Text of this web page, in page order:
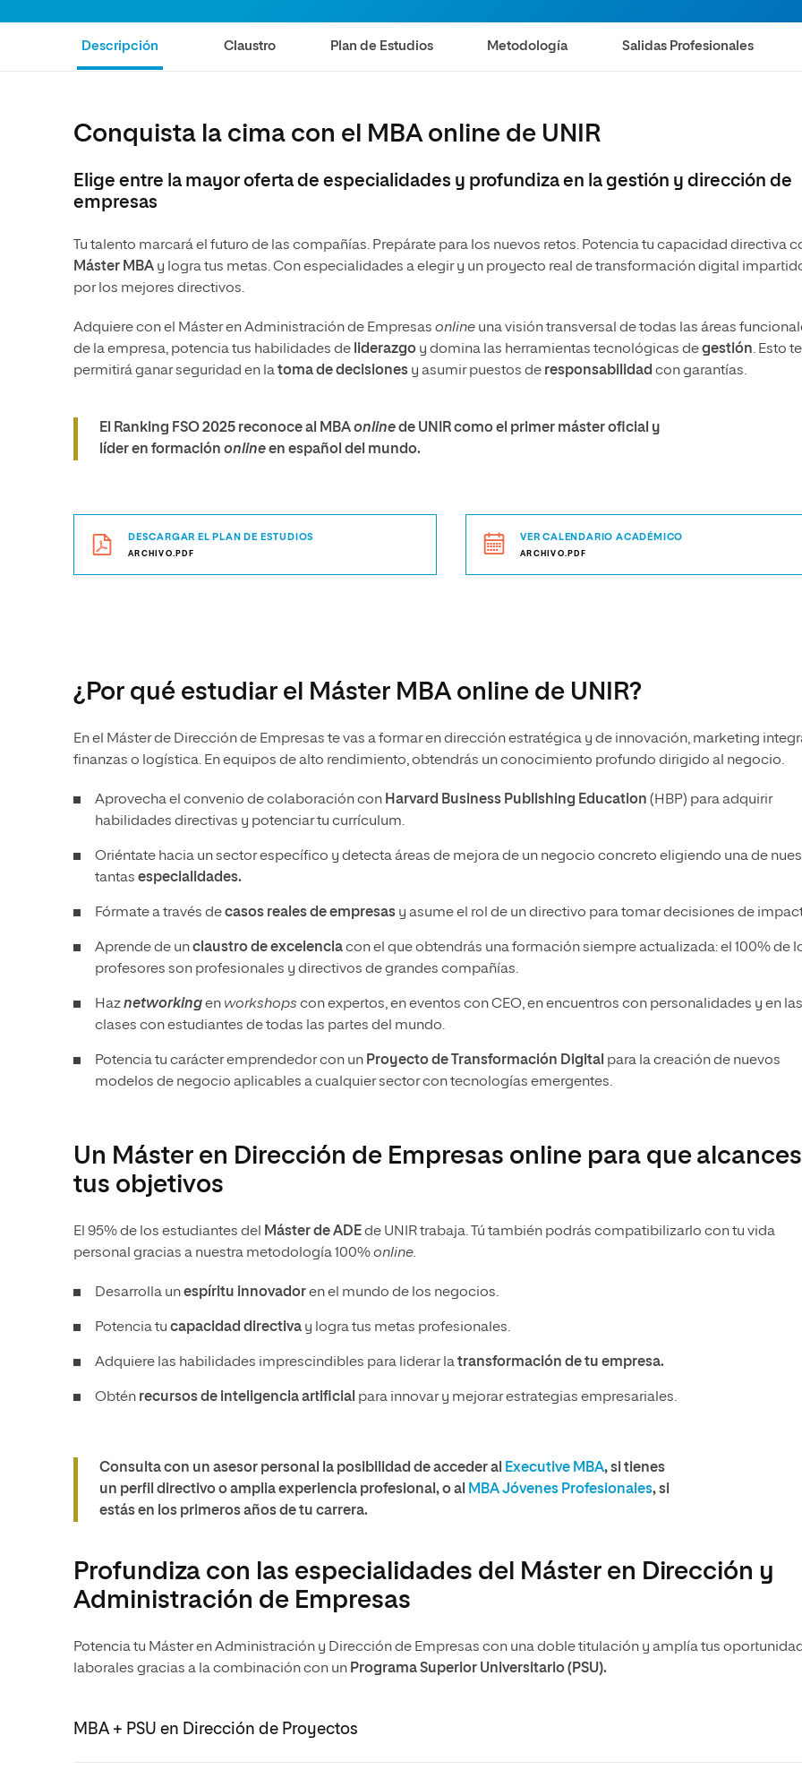
Ciencias de la Salud
Ciencias Sociales
Artes
Diseño
Ciencias de la Salud
Humanidades
Música
Descripción Claustro Plan de Estudios Metodología Salidas Profesionales
Conquista la cima con el MBA online de UNIR
Elige entre la mayor oferta de especialidades y profundiza en la gestión y dirección de
empresas
Tu talento marcará el futuro de las compañías. Prepárate para los nuevos retos. Potencia tu capacidad directiva
Máster MBA y logra tus metas. Con especialidades a elegir y un proyecto real de transformación digital
por los mejores directivos.
Adquiere con el Máster en Administración de Empresas online una visión transversal de todas las áreas
de la empresa, potencia tus habilidades de liderazgo y domina las herramientas tecnológicas degestión. Esto te
permitirá ganar seguridad en latoma de decisiones y asumir puestos de responsabilidad con garantías.
El Ranking FSO 2025 reconoce al MBAonlinede UNIR como el primer máster oficial y
líder en formación onlineen español del mundo.
DESCARGAR EL PLAN DE ESTUDIOS
ARCHIVO.PDF
VER CALENDARIO ACADÉMICO
ARCHIVO.PDF
¿Por qué estudiar el Máster MBA online de UNIR?
En el Máster de Dirección de Empresas te vas a formar en dirección estratégica y de innovación, marketing
finanzas o logística. En equipos de alto rendimiento, obtendrás un conocimiento profundo dirigido al negocio.
Aprovecha el convenio de colaboración con Harvard Business Publishing Education (HBP) para adquirir
habilidades directivas y potenciar tu currículum.
Oriéntate hacia un sector específico y detecta áreas de mejora de un negocio concreto eligiendo una de
tantas especialidades.
Fórmate a través decasos reales de empresas y asume el rol de un directivo para tomar decisiones de
Aprende de unclaustro de excelenciacon el que obtendrás una formación siempre actualizada: el 100% de
profesores son profesionales y directivos de grandes compañías.
Haznetworkingen workshops con expertos, en eventos con CEO, en encuentros con personalidades y en las
clases con estudiantes de todas las partes del mundo.
Potencia tu carácter emprendedor con un Proyecto de Transformación Digital para la creación de nuevos
modelos de negocio aplicables a cualquier sector con tecnologías emergentes.
Un Máster en Dirección de Empresas online para que alcances
tus objetivos
El 95% de los estudiantes del Máster de ADEde UNIR trabaja. Tú también podrás compatibilizarlo con tu vida
personal gracias a nuestra metodología 100%online.
Desarrolla unespíritu innovadoren el mundo de los negocios.
Potencia tu capacidad directiva y logra tus metas profesionales.
Adquiere las habilidades imprescindibles para liderar latransformación de tu empresa.
Obtén recursos de inteligencia artificial para innovar y mejorar estrategias empresariales.
Consulta con un asesor personal la posibilidad de acceder al Executive MBA, si tienes
un perfil directivo o amplia experiencia profesional, o al
MBA Jóvenes Profesionales, si
estás en los primeros años de tu carrera.
Profundiza con las especialidades del Máster en Dirección y
Administración de Empresas
Potencia tu Máster en Administración y Dirección de Empresas con una doble titulación y amplía tus
laborales gracias a la combinación con un Programa Superior Universitario (PSU).
MBA + PSU en Dirección de Proyectos